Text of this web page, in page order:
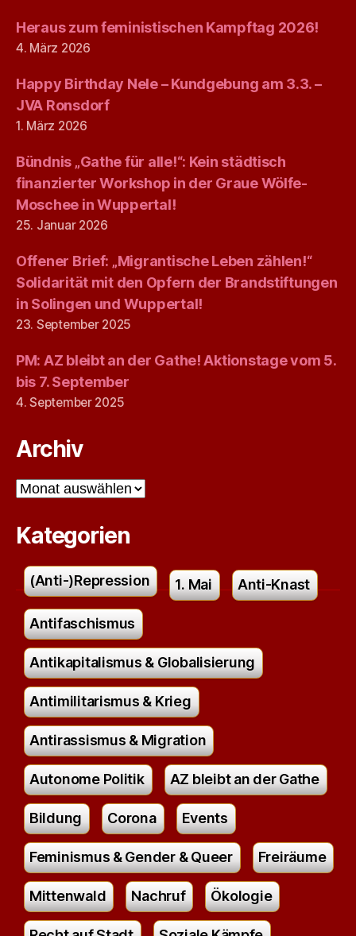
Heraus zum feministischen Kampftag 2026!
4. März 2026
Happy Birthday Nele – Kundgebung am 3.3. –
JVA Ronsdorf
1. März 2026
Bündnis „Gathe für alle!“: Kein städtisch
finanzierter Workshop in der Graue Wölfe-
Moschee in Wuppertal!
25. Januar 2026
Offener Brief: „Migrantische Leben zählen!“
Solidarität mit den Opfern der Brandstiftungen
in Solingen und Wuppertal!
23. September 2025
PM: AZ bleibt an der Gathe! Aktionstage vom 5.
bis 7. September
4. September 2025
Archiv
Archiv
Kategorien
(Anti-)Repression 1. Mai Anti-Knast
Antifaschismus
Antikapitalismus & Globalisierung
Antimilitarismus & Krieg
Antirassismus & Migration
Autonome Politik AZ bleibt an der Gathe
Bildung Corona Events
Feminismus & Gender & Queer Freiräume
Mittenwald Nachruf Ökologie